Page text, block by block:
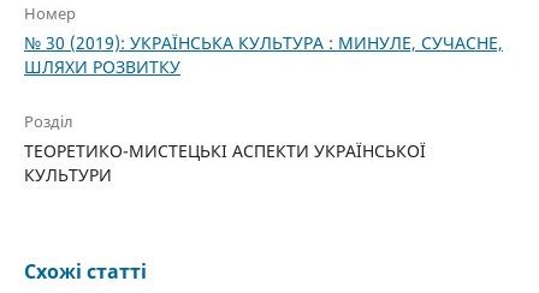
Номер
№ 30 (2019): УКРАЇНСЬКА КУЛЬТУРА : МИНУЛЕ, СУЧАСНЕ,
ШЛЯХИ РОЗВИТКУ
Розділ
ТЕОРЕТИКО-МИСТЕЦЬКІ АСПЕКТИ УКРАЇНСЬКОЇ
КУЛЬТУРИ
Схожі статті